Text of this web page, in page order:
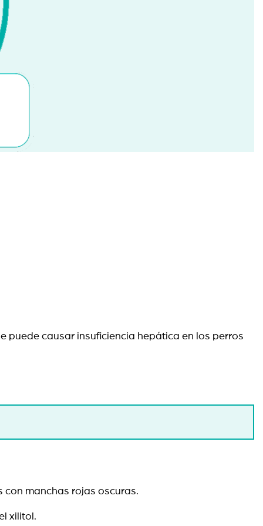
puede causar insuficiencia hepática en los perros
con manchas rojas oscuras.
xilitol.